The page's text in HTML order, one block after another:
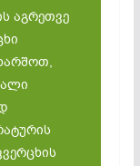
აგრეთვე